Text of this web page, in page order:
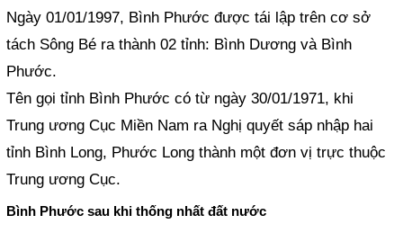
Ngày 01/01/1997, Bình Phước được tái lập trên cơ sở
tách Sông Bé ra thành 02 tỉnh: Bình Dương và Bình
Phước.
Tên gọi tỉnh Bình Phước có từ ngày 30/01/1971, khi
Trung ương Cục Miền Nam ra Nghị quyết sáp nhập hai
tỉnh Bình Long, Phước Long thành một đơn vị trực thuộc
Trung ương Cục.
Bình Phước sau khi thống nhất đất nước